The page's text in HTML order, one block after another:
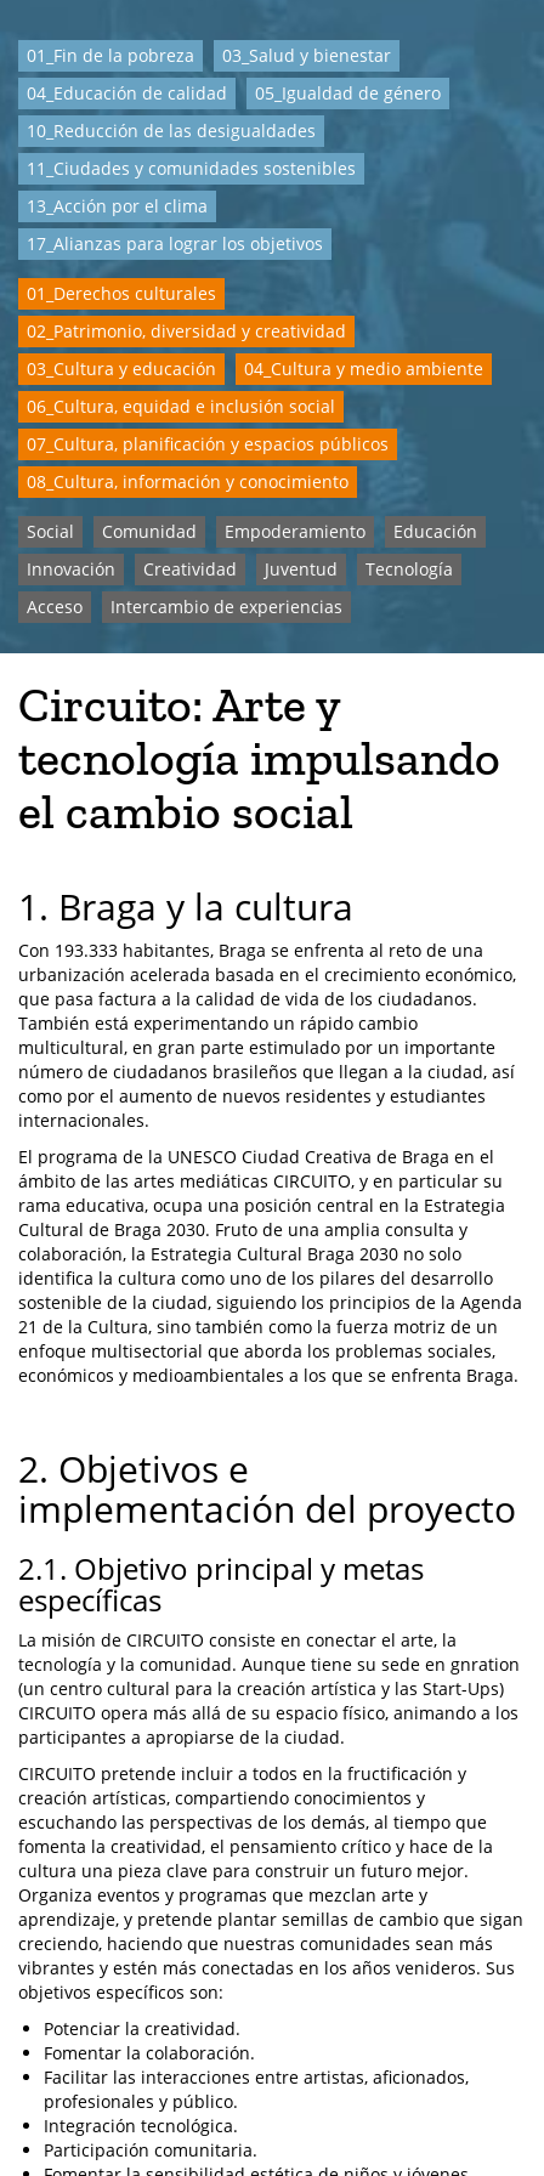
01_Fin de la pobreza
03_Salud y bienestar
04_Educación de calidad
05_Igualdad de género
10_Reducción de las desigualdades
11_Ciudades y comunidades sostenibles
13_Acción por el clima
17_Alianzas para lograr los objetivos
01_Derechos culturales
02_Patrimonio, diversidad y creatividad
03_Cultura y educación
04_Cultura y medio ambiente
06_Cultura, equidad e inclusión social
07_Cultura, planificación y espacios públicos
08_Cultura, información y conocimiento
Social Comunidad Empoderamiento
Educación
Innovación
Creatividad Juventud
Tecnología
Acceso
Intercambio de experiencias
Circuito: Arte y
tecnología impulsando
el cambio social
1. Braga y la cultura
Con 193.333 habitantes, Braga se enfrenta al reto de una
urbanización acelerada basada en el crecimiento económico,
que pasa factura a la calidad de vida de los ciudadanos.
También está experimentando un rápido cambio
multicultural, en gran parte estimulado por un importante
número de ciudadanos brasileños que llegan a la ciudad, así
como por el aumento de nuevos residentes y estudiantes
internacionales.
El programa de la UNESCO Ciudad Creativa de Braga en el
ámbito de las artes mediáticas CIRCUITO, y en particular su
rama educativa, ocupa una posición central en la Estrategia
Cultural de Braga 2030. Fruto de una amplia consulta y
colaboración, la Estrategia Cultural Braga 2030 no solo
identifica la cultura como uno de los pilares del desarrollo
sostenible de la ciudad, siguiendo los principios de la Agenda
21 de la Cultura, sino también como la fuerza motriz de un
enfoque multisectorial que aborda los problemas sociales,
económicos y medioambientales a los que se enfrenta Braga.
2. Objetivos e
implementación del proyecto
2.1. Objetivo principal y metas
específicas
La misión de CIRCUITO consiste en conectar el arte, la
tecnología y la comunidad. Aunque tiene su sede en gnration
(un centro cultural para la creación artística y las Start-Ups)
CIRCUITO opera más allá de su espacio físico, animando a los
participantes a apropiarse de la ciudad.
CIRCUITO pretende incluir a todos en la fructificación y
creación artísticas, compartiendo conocimientos y
escuchando las perspectivas de los demás, al tiempo que
fomenta la creatividad, el pensamiento crítico y hace de la
cultura una pieza clave para construir un futuro mejor.
Organiza eventos y programas que mezclan arte y
aprendizaje, y pretende plantar semillas de cambio que sigan
creciendo, haciendo que nuestras comunidades sean más
vibrantes y estén más conectadas en los años venideros. Sus
objetivos específicos son:
Potenciar la creatividad.
Fomentar la colaboración.
Facilitar las interacciones entre artistas, aficionados,
profesionales y público.
Integración tecnológica.
Participación comunitaria.